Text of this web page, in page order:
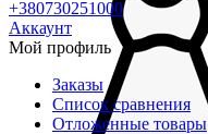
+380730251000
Аккаунт
Мой профиль
Заказы
Список сравнения
Отложенные товары